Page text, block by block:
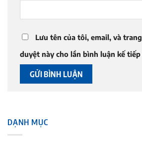
DẠNH MỤC
Lưu tên của tôi, email, và
duyệt này cho lần bình luận kế